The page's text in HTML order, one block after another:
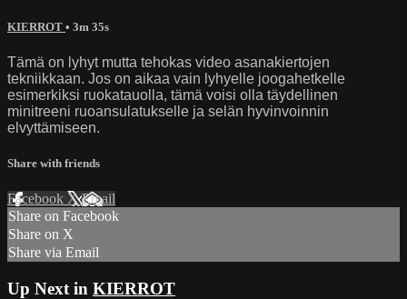
KIERROT • 3m 35s
Tämä on lyhyt mutta tehokas video asanakiertojen
tekniikkaan. Jos on aikaa vain lyhyelle joogahetkelle
esimerkiksi ruokatauolla, tämä voisi olla täydellinen
minitreeni ruoansulatukselle ja selän hyvinvoinnin
elvyttämiseen.
Share with friends
Facebook XEmail
Share on Facebook
Share on X
Share via Email
Up Next in KIERROT